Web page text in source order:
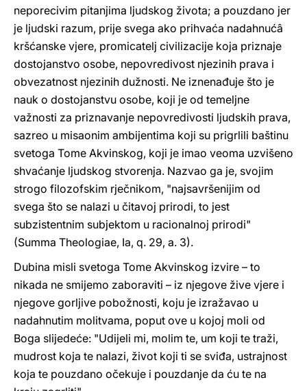
neporecivim pitanjima ljudskog života; a pouzdano jer
je ljudski razum, prije svega ako prihvaća nadahnućâ
kršćanske vjere, promicatelj civilizacije koja priznaje
dostojanstvo osobe, nepovredivost njezinih prava i
obvezatnost njezinih dužnosti. Ne iznenađuje što je
nauk o dostojanstvu osobe, koji je od temeljne
važnosti za priznavanje nepovredivosti ljudskih prava,
sazreo u misaonim ambijentima koji su prigrlili baštinu
svetoga Tome Akvinskog, koji je imao veoma uzvišeno
shvaćanje ljudskog stvorenja. Nazvao ga je, svojim
strogo filozofskim rječnikom, "najsavršenijim od
svega što se nalazi u čitavoj prirodi, to jest
subzistentnim subjektom u racionalnoj prirodi"
(Summa Theologiae, Ia, q. 29, a. 3).
Dubina misli svetoga Tome Akvinskog izvire – to
nikada ne smijemo zaboraviti – iz njegove žive vjere i
njegove gorljive pobožnosti, koju je izražavao u
nadahnutim molitvama, poput ove u kojoj moli od
Boga slijedeće: "Udijeli mi, molim te, um koji te traži,
mudrost koja te nalazi, život koji ti se sviđa, ustrajnost
koja te pouzdano očekuje i pouzdanje da ću te na